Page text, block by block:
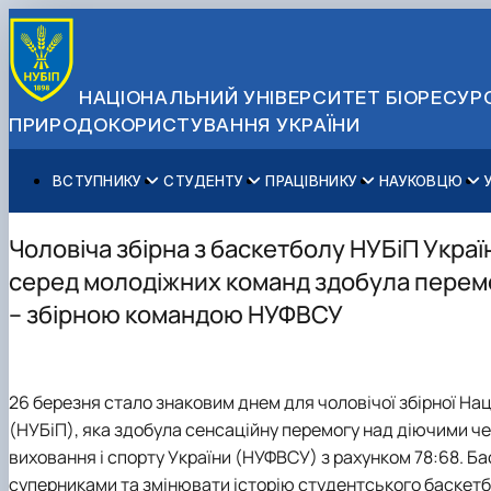
НАЦІОНАЛЬНИЙ УНІВЕРСИТЕТ
ПРИРОДОКОРИСТУВАННЯ УКРАЇНИ
ВСТУПНИКУ
Вступ до НУБіП України 2026
Приймальна комісія
Правила прийому
Для осіб з тимчасово окупованих територій
Зимовий вступ
Військова освіта
СТУДЕНТУ
Навчання
Додаткова освіта
Позанавчальна діяльність
Студентське самоврядування
Довідкова інформація
ПРАЦІВНИКУ
Освітній процес
Міжнародна діяльність
Довідкова інформація
Профспілкова організація
НАУКОВЦЮ
Наукова діяльність
Аспіранту / Докторанту
Захисти дисертацій
Законодавче та нормативне забезпечення
Центр колективного користування науковим
Наука для бізнесу
Управління і самоврядування
Загальна інформація
Офіційні документи
Стратегія розвитку на період 2026-2030рр.
Доступ до публічної інформації
Антикорупційні заходи
Гендерна радниця
Контактна інформація
Чоловіча збірна з баскетболу НУБіП
серед молодіжних команд здобула
– збірною командою НУФВСУ
26 березня стало знаковим днем для чоловічої збірної
(НУБіП), яка здобула сенсаційну перемогу над діючими
виховання і спорту України (НУФВСУ) з рахунком 78:68.
суперниками та змінювати історію студентського